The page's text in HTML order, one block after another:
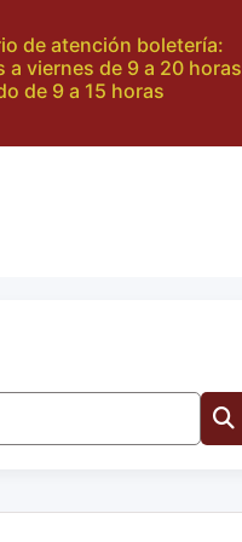
de atención boletería:
a viernes de 9 a 20 horas
de 9 a 15 horas